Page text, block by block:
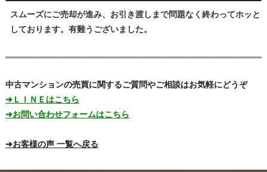
スムーズにご売却が進み、お引き渡しまで問題なく終わってホッと
しております。有難うございました。
中古マンションの売買に関するご質問やご相談はお気軽にどうぞ
➔ＬＩＮＥはこちら
➔お問い合わせフォームはこちら
➔お客様の声 一覧へ戻る